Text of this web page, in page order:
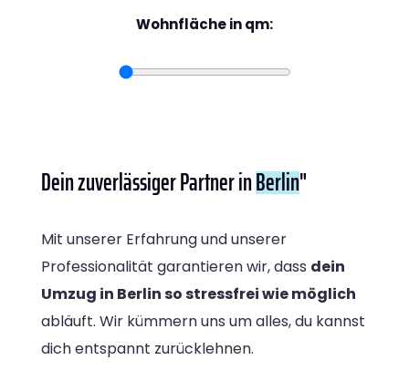
Wohnfläche in qm:
Dein zuverlässiger Partner inBerlin"
Mit unserer Erfahrung und unserer
Professionalität garantieren wir, dass dein
Umzug in Berlin so stressfrei wie möglich
abläuft. Wir kümmern uns um alles, du kannst
dich entspannt zurücklehnen.